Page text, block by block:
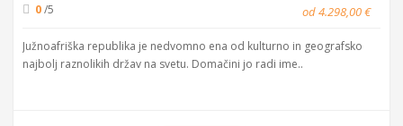
0/5 od 4.298,00 €
Južnoafriška republika je nedvomno ena od kulturno in geografsko
najbolj raznolikih držav na svetu. Domačini jo radi ime..